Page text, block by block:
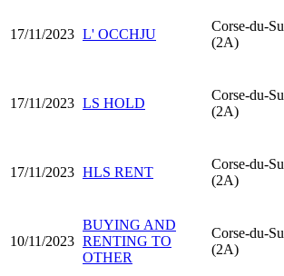
17/11/2023 L' OCCHJU
Corse-du-
(2A)
17/11/2023 LS HOLD
Corse-du-
(2A)
17/11/2023 HLS RENT
Corse-du-
(2A)
10/11/2023
BUYING AND
RENTING TO
OTHER
Corse-du-
(2A)